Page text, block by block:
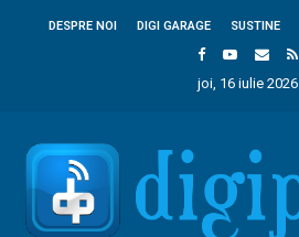
DESPRE NOI DIGI GARAGE SUSTINE
joi, 16 iulie 2026